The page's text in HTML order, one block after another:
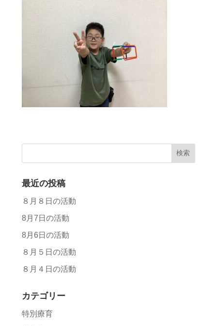
最近の投稿
８月８日の活動
8月7日の活動
8月6日の活動
８月５日の活動
８月４日の活動
カテゴリー
特別療育